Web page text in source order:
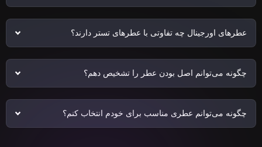
عطرهای اورجینال چه تفاوتی با عطرهای تستر دارند؟
چگونه می‌توانم اصل بودن عطر را تشخیص دهم؟
چگونه می‌توانم عطری مناسب برای خودم انتخاب کنم؟